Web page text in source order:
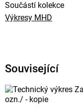
Součástí kolekce
Výkresy MHD
Související